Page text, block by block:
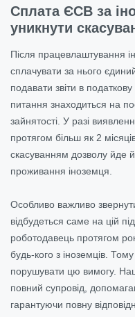
Сплата ЄСВ за
уникнути
Після працевлаштування
сплачувати за нього
подавати звіти в
питання знаходиться на
зайнятості. У разі
протягом більш як 2
скасуванням дозволу йде
проживання іноземця.
Особливо важливо
відбудеться саме на цій
роботодавець протягом
будь-кого з іноземців.
порушувати цю вимогу.
повний супровід,
гарантуючи повну